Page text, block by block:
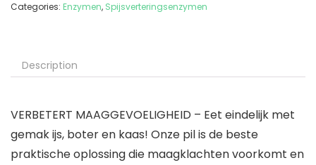
Categories: Enzymen, Spijsverteringsenzymen
Description
VERBETERT MAAGGEVOELIGHEID – Eet eindelijk met
gemak ijs, boter en kaas! Onze pil is de beste
praktische oplossing die maagklachten voorkomt en